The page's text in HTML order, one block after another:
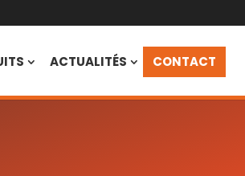
ACTUALITÉS CONTACT